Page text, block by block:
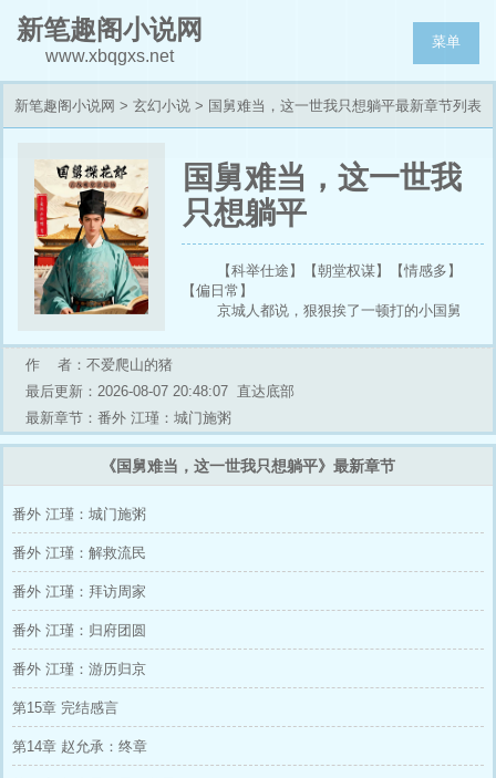
新笔趣阁小说网
www.xbqgxs.net
菜单
新笔趣阁小说网 > 玄幻小说 > 国舅难当，这一世我只想躺平最新章节列表
国舅难当，这一世我
只想躺平
【科举仕途】【朝堂权谋】【情感多】
【偏日常】
京城人都说，狠狠挨了一顿打的小国舅
可没人知道，他不仅两世为人，更经历了
明。
江琰始终没有理解，上辈子自己怎么就失
了神智，蠢到谋害自己的亲外甥，结果被姐姐一
杯鸩酒送上了路。
这一世，他只想铲除政敌，守护家人，夫
妻恩爱，再顺便抱紧外甥的大腿。
【劝退警告】：本文非无敌超级爽文，没
偏向稳步求进，思虑周全再行动。剧情发展上，
写作不易，如果不喜欢，平台优质作品多
作 者：不爱爬山的猪
最后更新：2026-08-07 20:48:07 直达底部
最新章节：番外 江瑾：城门施粥
《国舅难当，这一世我只想躺平》最新章节
番外 江瑾：城门施粥
番外 江瑾：解救流民
番外 江瑾：拜访周家
番外 江瑾：归府团圆
番外 江瑾：游历归京
第15章 完结感言
第14章 赵允承：终章